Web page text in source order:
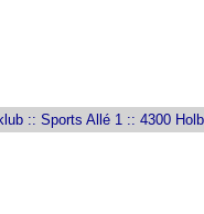
:: Sports Allé 1 :: 4300